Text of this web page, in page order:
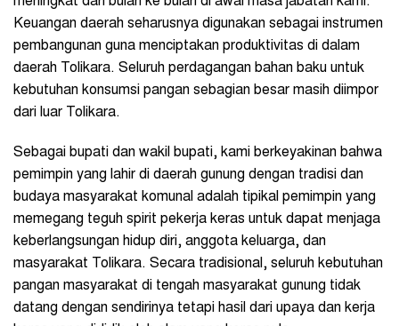
Keuangan daerah seharusnya digunakan sebagai instrumen
pembangunan guna menciptakan produktivitas di dalam
daerah Tolikara. Seluruh perdagangan bahan baku untuk
kebutuhan konsumsi pangan sebagian besar masih diimpor
dari luar Tolikara.
Sebagai bupati dan wakil bupati, kami berkeyakinan bahwa
pemimpin yang lahir di daerah gunung dengan tradisi dan
budaya masyarakat komunal adalah tipikal pemimpin yang
memegang teguh spirit pekerja keras untuk dapat menjaga
keberlangsungan hidup diri, anggota keluarga, dan
masyarakat Tolikara. Secara tradisional, seluruh kebutuhan
pangan masyarakat di tengah masyarakat gunung tidak
datang dengan sendirinya tetapi hasil dari upaya dan kerja